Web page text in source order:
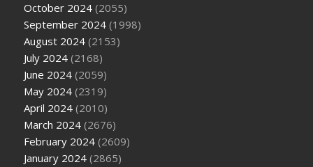
October 2024 (2055)
September 2024 (1998)
August 2024 (2153)
July 2024 (2168)
June 2024 (2059)
May 2024 (2319)
April 2024 (2010)
March 2024 (2676)
February 2024 (2609)
January 2024 (2865)